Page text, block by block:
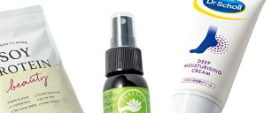
家族
旅】
を
施術
＆お
すす
めク